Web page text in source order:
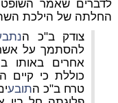
לדברים שאמר השופט
החלתה של הילכת השתק
צודק ב"כ ה
להסתמך על אשר
אחרים באותו
כוללת כי קיים
טרח ב"כ התובע